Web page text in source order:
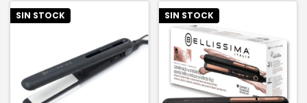
SIN STOCK SIN STOCK